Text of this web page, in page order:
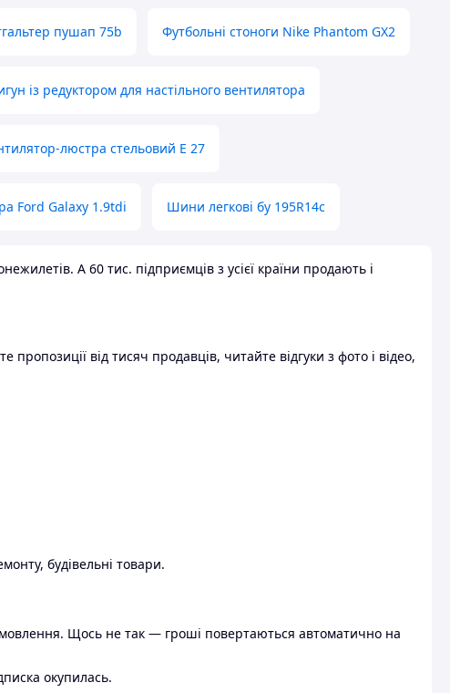
пушап 75b Футбольні стоноги Nike Phantom GX2
із редуктором для настільного вентилятора
люстра стельовий E 27
Ford Galaxy 1.9tdi Шини легкові бу 195R14c
А 60 тис. підприємців з усієї країни продають і
від тисяч продавців, читайте відгуки з фото і відео,
будівельні товари.
Щось не так — гроші повертаються автоматично на
окупилась.